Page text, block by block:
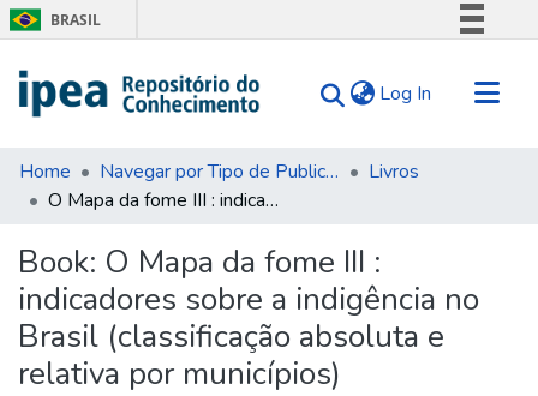
BRASIL
Comunica BR
Acesso à informação
Log In (current)
Communities & Collections
Search for
Statistics
Tips
About Us
Home Navegar por Tipo de Publicação
Livros
O Mapa da fome III : indicadores sobre a indigência no Brasil (classificação absoluta e relativa por municípios)
Book: O Mapa da fome III :
indicadores sobre a indigência no
Brasil (classificação absoluta e
relativa por municípios)